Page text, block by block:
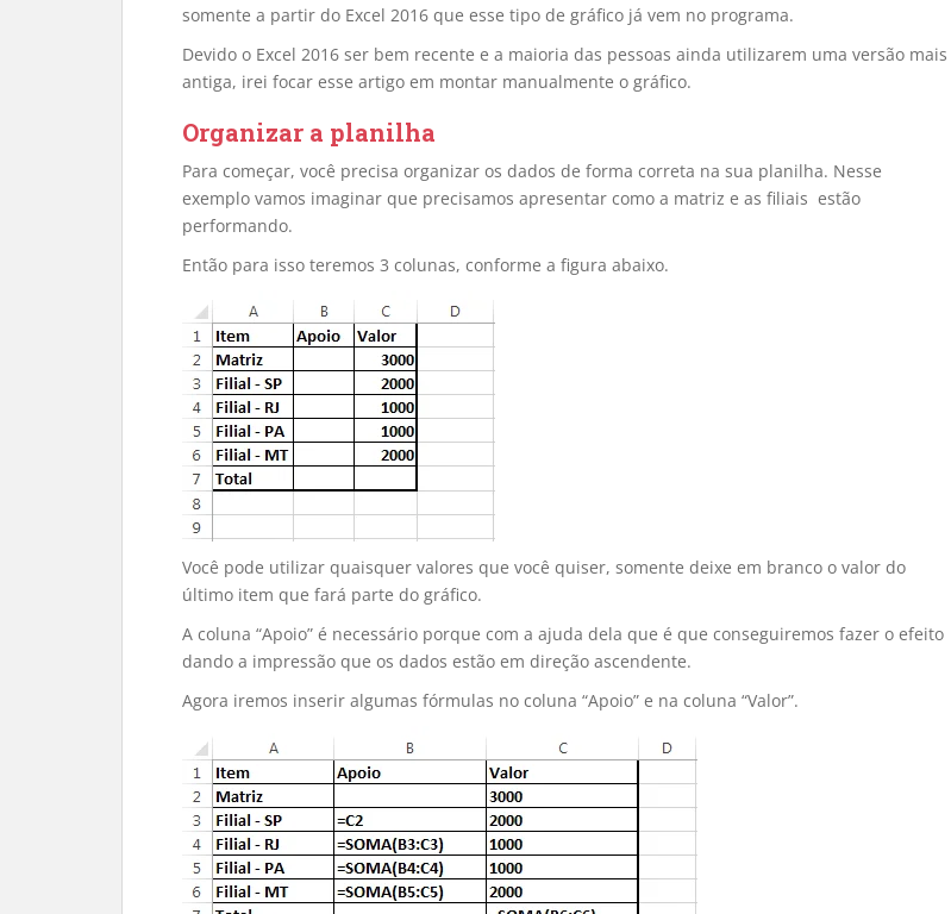
somente a partir do Excel 2016 que esse tipo de gráfico já vem no programa.
Devido o Excel 2016 ser bem recente e a maioria das pessoas ainda utilizarem uma versão mais
antiga, irei focar esse artigo em montar manualmente o gráfico.
Organizar a planilha
Para começar, você precisa organizar os dados de forma correta na sua planilha. Nesse
exemplo vamos imaginar que precisamos apresentar como a matriz e as filiais estão
performando.
Então para isso teremos 3 colunas, conforme a figura abaixo.
Você pode utilizar quaisquer valores que você quiser, somente deixe em branco o valor do
último item que fará parte do gráfico.
A coluna “Apoio” é necessário porque com a ajuda dela que é que conseguiremos fazer o efeito
dando a impressão que os dados estão em direção ascendente.
Agora iremos inserir algumas fórmulas no coluna “Apoio” e na coluna “Valor”.